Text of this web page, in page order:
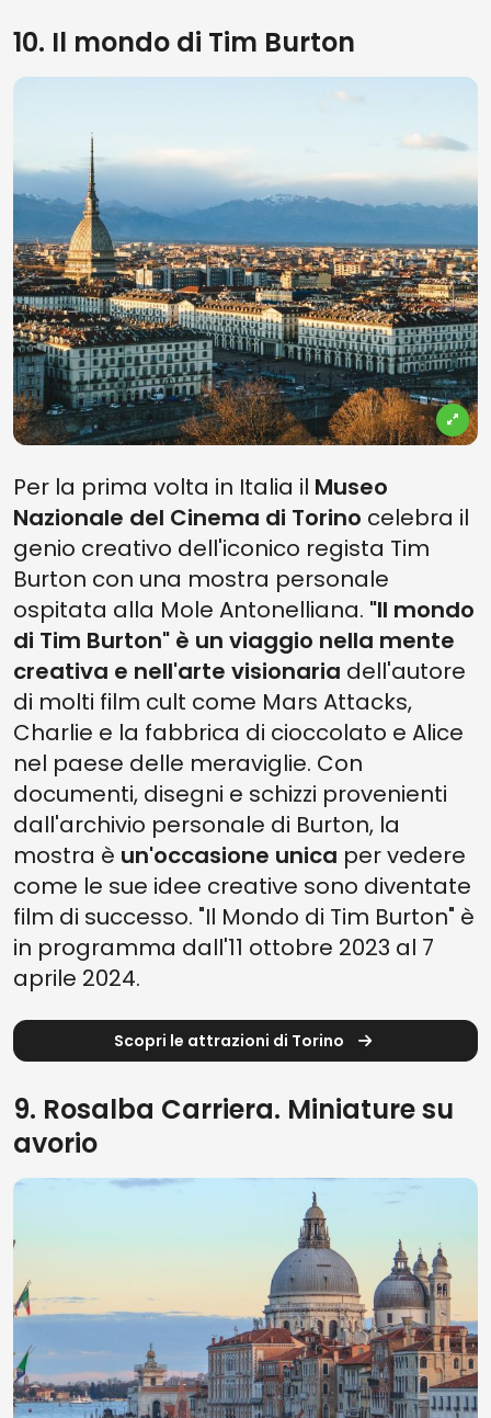
10. Il mondo di Tim Burton
Per la prima volta in Italia il Museo
Nazionale del Cinema di Torino celebra il
genio creativo dell'iconico regista Tim
Burton con una mostra personale
ospitata alla Mole Antonelliana. "Il mondo
di Tim Burton" è un viaggio nella mente
creativa e nell'arte visionaria dell'autore
di molti film cult come Mars Attacks,
Charlie e la fabbrica di cioccolato e Alice
nel paese delle meraviglie. Con
documenti, disegni e schizzi provenienti
dall'archivio personale di Burton, la
mostra è un'occasione unica per vedere
come le sue idee creative sono diventate
film di successo. "Il Mondo di Tim Burton" è
in programma dall'11 ottobre 2023 al 7
aprile 2024.
Scopri le attrazioni di Torino
9. Rosalba Carriera. Miniature su
avorio